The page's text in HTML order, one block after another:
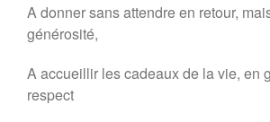
A donner sans attendre en retour,
générosité,
A accueillir les cadeaux de la vie, en
respect